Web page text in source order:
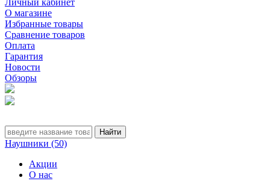
Личный кабинет
О магазине
Избранные товары
Сравнение товаров
Оплата
Гарантия
Новости
Обзоры
Наушники (50)
Акции
О нас